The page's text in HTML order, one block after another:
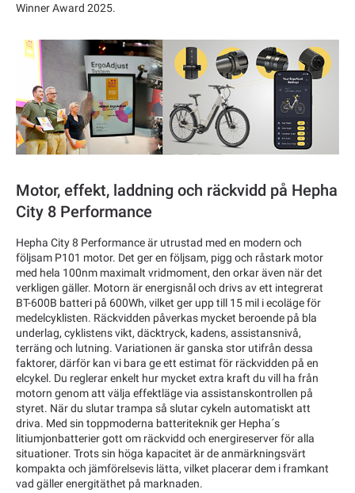
Winner Award 2025.
Motor, effekt, laddning och räckvidd på Hepha
City 8 Performance
Hepha City 8 Performance är utrustad med en modern och
följsam P101 motor. Det ger en följsam, pigg och råstark motor
med hela 100nm maximalt vridmoment, den orkar även när det
verkligen gäller. Motorn är energisnål och drivs av ett integrerat
BT-600B batteri på 600Wh, vilket ger upp till 15 mil i ecoläge för
medelcyklisten. Räckvidden påverkas mycket beroende på bla
underlag, cyklistens vikt, däcktryck, kadens, assistansnivå,
terräng och lutning. Variationen är ganska stor utifrån dessa
faktorer, därför kan vi bara ge ett estimat för räckvidden på en
elcykel. Du reglerar enkelt hur mycket extra kraft du vill ha från
motorn genom att välja effektläge via assistanskontrollen på
styret. När du slutar trampa så slutar cykeln automatiskt att
driva. Med sin toppmoderna batteriteknik ger Hepha´s
litiumjonbatterier gott om räckvidd och energireserver för alla
situationer. Trots sin höga kapacitet är de anmärkningsvärt
kompakta och jämförelsevis lätta, vilket placerar dem i framkant
vad gäller energitäthet på marknaden.